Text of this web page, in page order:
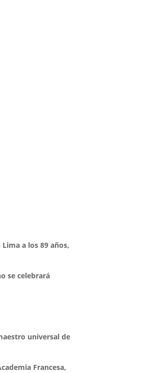
a los 89 años,
se celebrará
universal de
Francesa,